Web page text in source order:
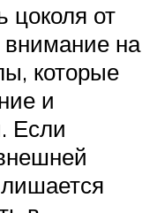
цоколя от
внимание на
которые
и
Если